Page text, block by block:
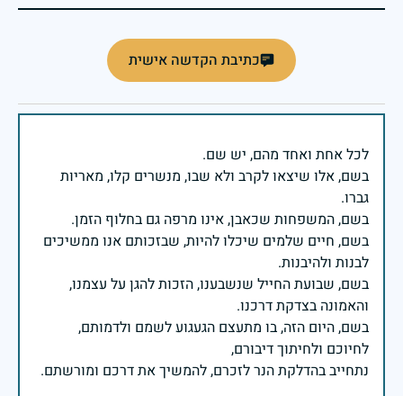
כתיבת הקדשה אישית
בשם, אלו שיצאו לקרב ולא שבו, מנשרים קלו, מאריות
בשם, חיים שלמים שיכלו להיות, שבזכותם אנו ממשיכים
בשם, שבועת החייל שנשבענו, הזכות להגן על עצמנו,
בשם, היום הזה, בו מתעצם הגעגוע לשמם ולדמותם,
נתחייב בהדלקת הנר לזכרם, להמשיך את דרכם ומורשתם.